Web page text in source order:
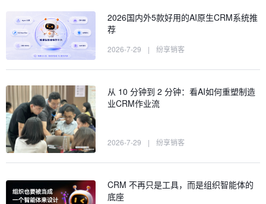
2026国内外5款好用的AI原生CRM系统推
荐
2026-7-29 | 纷享销客
从 10 分钟到 2 分钟：看AI如何重塑制造
业CRM作业流
2026-7-29 | 纷享销客
CRM 不再只是工具，而是组织智能体的
底座